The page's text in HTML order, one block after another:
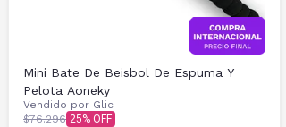
Mini Bate De Beisbol De Espuma Y
Pelota Aoneky
Vendido por Glic
$76.296 25